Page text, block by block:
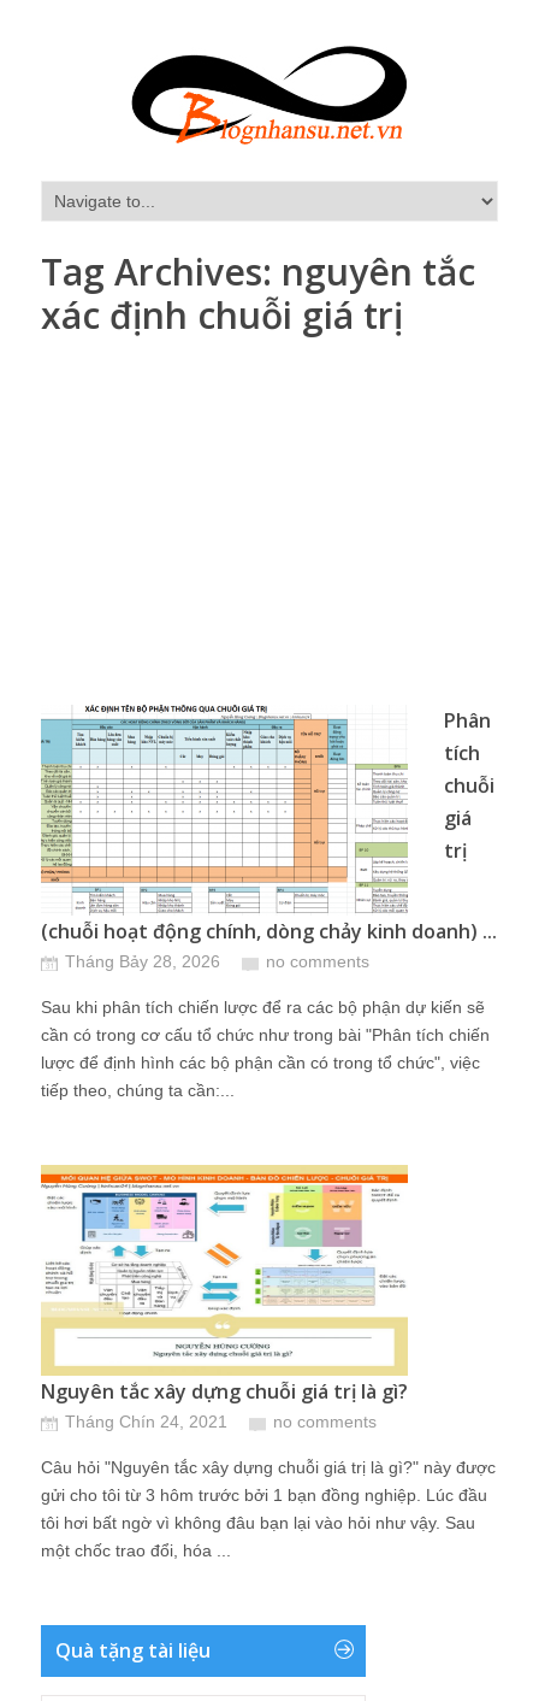
Tag Archives: nguyên tắc
xác định chuỗi giá trị
Phân
tích
chuỗi
giá
trị
(chuỗi hoạt động chính, dòng chảy kinh doanh) ...
Tháng Bảy 28, 2026 no comments
Sau khi phân tích chiến lược để ra các bộ phận dự kiến sẽ
cần có trong cơ cấu tổ chức như trong bài "Phân tích chiến
lược để định hình các bộ phận cần có trong tổ chức", việc
tiếp theo, chúng ta cần:...
Nguyên tắc xây dựng chuỗi giá trị là gì?
Tháng Chín 24, 2021 no comments
Câu hỏi "Nguyên tắc xây dựng chuỗi giá trị là gì?" này được
gửi cho tôi từ 3 hôm trước bởi 1 bạn đồng nghiệp. Lúc đầu
tôi hơi bất ngờ vì không đâu bạn lại vào hỏi như vậy. Sau
một chốc trao đổi, hóa ...
Quà tặng tài liệu